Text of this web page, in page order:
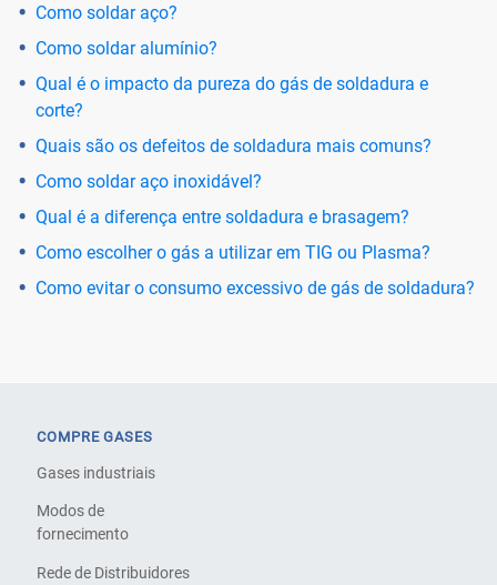
Como soldar aço?
Como soldar alumínio?
Qual é o impacto da pureza do gás de soldadura e
corte?
Quais são os defeitos de soldadura mais comuns?
Como soldar aço inoxidável?
Qual é a diferença entre soldadura e brasagem?
Como escolher o gás a utilizar em TIG ou Plasma?
Como evitar o consumo excessivo de gás de soldadura?
COMPRE GASES
Gases industriais
Modos de
fornecimento
Rede de Distribuidores